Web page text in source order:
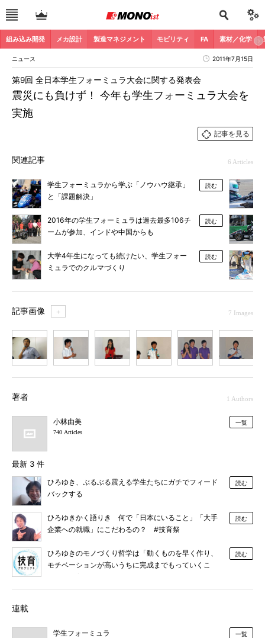
組み込み開発 メカ設計 製造マネジメント モビリティ FA 素材／化学
ニュース 2011年7月15日
震災にも負けず！ 今年も学生フォーミュラ大会を
実施
第9回 全日本学生フォーミュラ大会に関する発表会
記事を見る
関連記事 6 Articles
学生フォーミュラから学ぶ「ノウハウ継承」
と「課題解決」
読む
2016年の学生フォーミュラは過去最多106チ
ームが参加、インドや中国からも
読む
大学4年生になっても続けたい、学生フォー
ミュラでのクルマづくり
読む
記事画像 ＋ 7 Images
著者 1 Authors
小林由美
740 Articles
一覧
最新 3 件
ひろゆき、ぶるぶる震える学生たちにガチでフィード
バックする
読む
ひろゆきかく語りき 何で「日本にいること」「大手
企業への就職」にこだわるの？ #技育祭
読む
ひろゆきのモノづくり哲学は「動くものを早く作り、
モチベーションが高いうちに完成までもっていくこ
読む
連載
学生フォーミュラ 一覧